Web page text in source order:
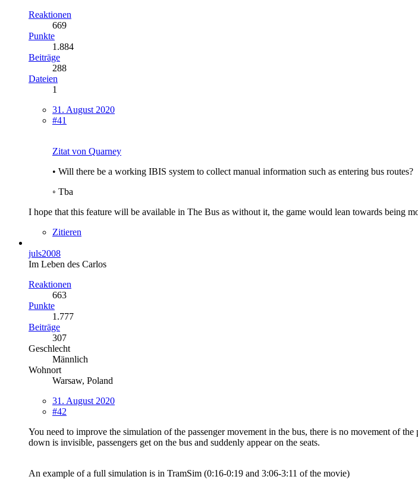
Reaktionen
669
Punkte
1.884
Beiträge
288
Dateien
1
31. August 2020
#41
Zitat von Quarney
• Will there be a working IBIS system to collect manual information such as entering bus routes?
◦ Tba
I hope that this feature will be available in The Bus as without it, the game would lean towards being
Zitieren
juls2008
Im Leben des Carlos
Reaktionen
663
Punkte
1.777
Beiträge
307
Geschlecht
Männlich
Wohnort
Warsaw, Poland
31. August 2020
#42
You need to improve the simulation of the passenger movement in the bus, there is no movement of
down is invisible, passengers get on the bus and suddenly appear on the seats.
An example of a full simulation is in TramSim (0:16-0:19 and 3:06-3:11 of the movie)